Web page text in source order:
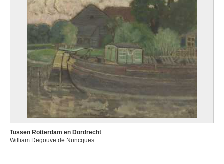
Tussen Rotterdam en Dordrecht
William Degouve de Nuncques